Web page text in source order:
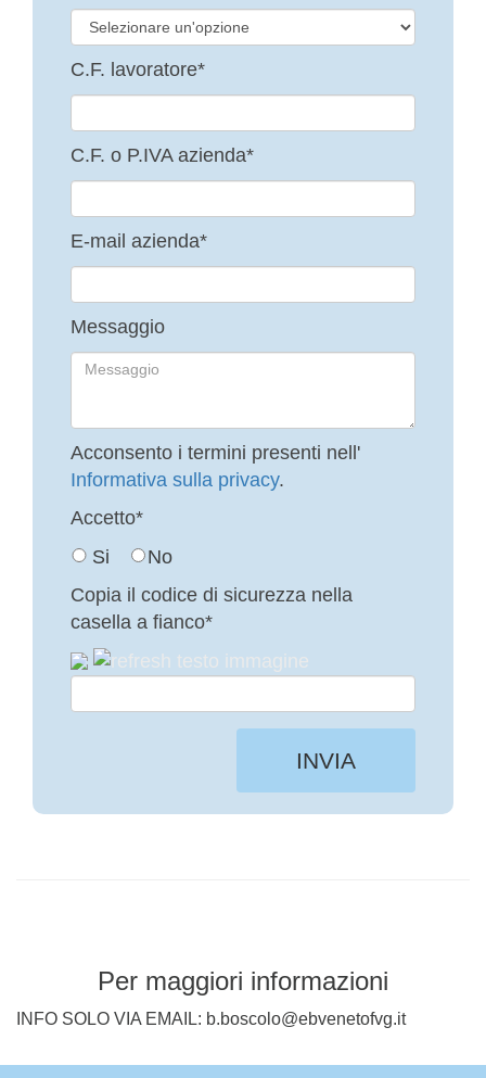
C.F. lavoratore*
C.F. o P.IVA azienda*
E-mail azienda*
Messaggio
Acconsento i termini presenti nell'
Informativa sulla privacy.
Accetto*
Si
No
Copia il codice di sicurezza nella
casella a fianco*
INVIA
Per maggiori informazioni
INFO SOLO VIA EMAIL: b.boscolo@ebvenetofvg.it